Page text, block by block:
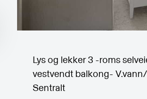
Lys og lekker 3 -roms
vestvendt balkong-
Sentralt